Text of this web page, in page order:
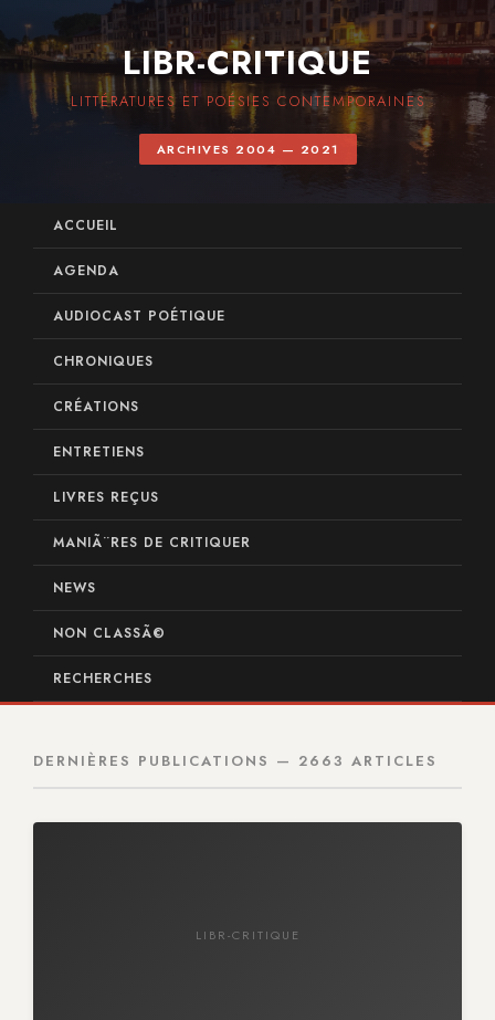
LIBR-CRITIQUE
LITTÉRATURES ET POÉSIES CONTEMPORAINES
ARCHIVES 2004 — 2021
ACCUEIL
AGENDA
AUDIOCAST POÉTIQUE
CHRONIQUES
CRÉATIONS
ENTRETIENS
LIVRES REÇUS
MANIÃ¨RES DE CRITIQUER
NEWS
NON CLASSÃ©
RECHERCHES
DERNIÈRES PUBLICATIONS — 2663 ARTICLES
LIBR-CRITIQUE